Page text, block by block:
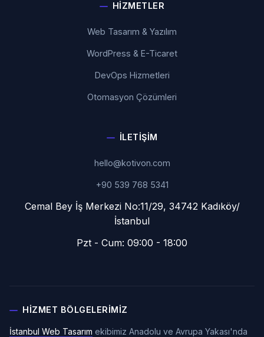
HIZMETLER
Web Tasarım & Yazılım
WordPress & E-Ticaret
DevOps Hizmetleri
Otomasyon Çözümleri
İLETIŞIM
hello@kotivon.com
+90 539 768 5341
Cemal Bey İş Merkezi No:11/29, 34742 Kadıköy/
İstanbul
Pzt - Cum: 09:00 - 18:00
HIZMET BÖLGELERIMIZ
İstanbul Web Tasarım ekibimiz Anadolu ve Avrupa Yakası'nda